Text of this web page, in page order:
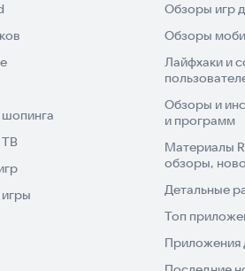
ТВ
Обзоры игр
Обзоры
Лайфхаки и
Обзоры и
и программ
Материалы
обзоры,
Детальные
Топ
Приложения